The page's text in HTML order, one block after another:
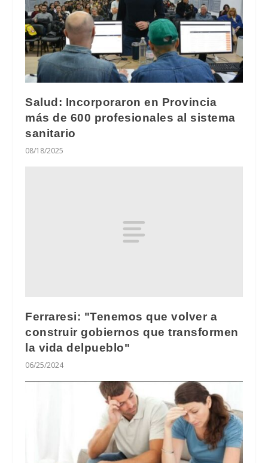
Salud: Incorporaron en Provincia
más de 600 profesionales al sistema
sanitario
08/18/2025
Ferraresi: "Tenemos que volver a
construir gobiernos que transformen
la vida delpueblo"
06/25/2024